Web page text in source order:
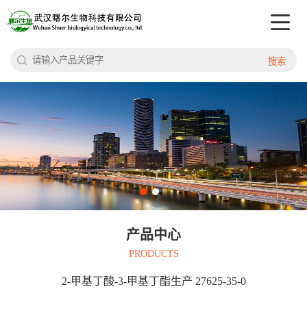
搜索
产品中心
PRODUCTS
2-甲基丁酸-3-甲基丁酯生产 27625-35-0